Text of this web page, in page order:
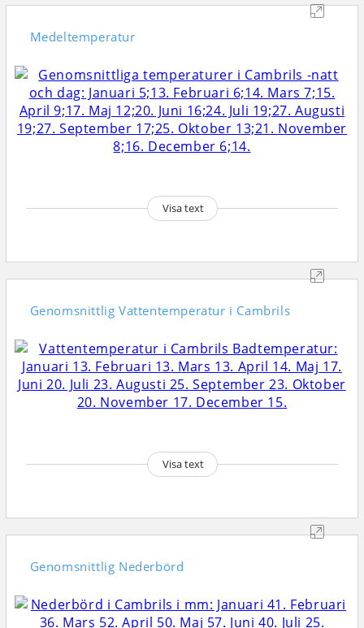
Medeltemperatur
Visa text
Genomsnittlig Vattentemperatur i Cambrils
Visa text
Genomsnittlig Nederbörd